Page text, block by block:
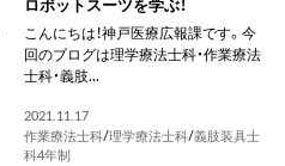
こんにちは！神戸医療広報課です。今
回のブログは理学療法士科・作業療法
士科・義肢...
2021.11.17
作業療法士科/理学療法士科/義肢装具士
科4年制